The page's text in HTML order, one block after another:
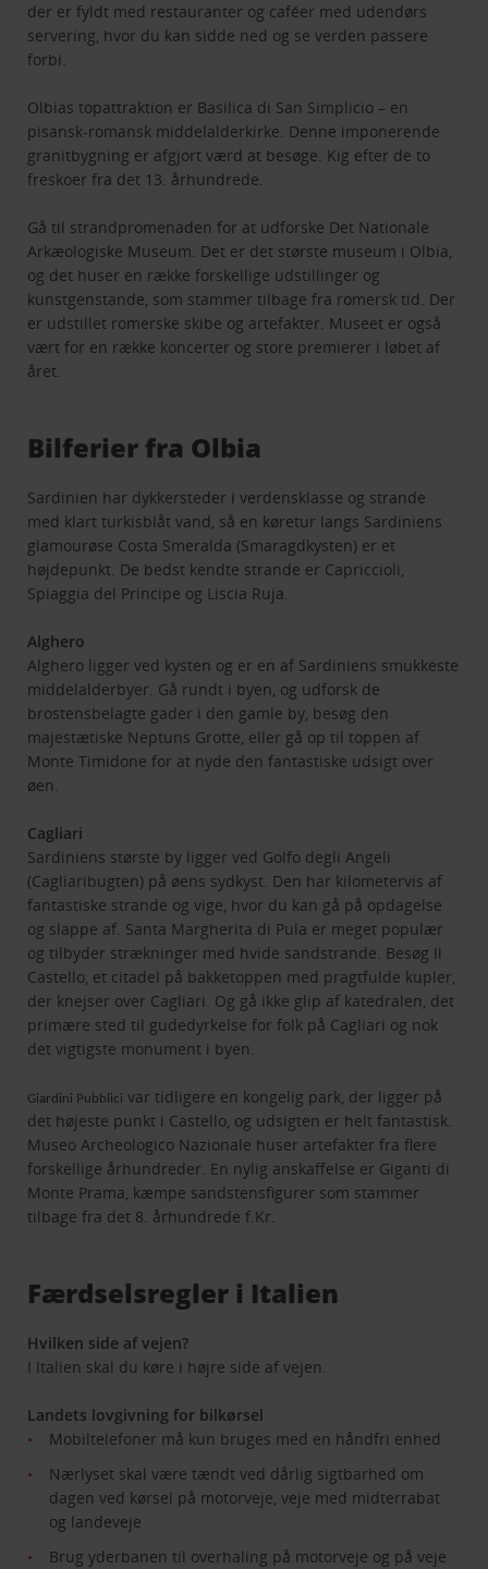
der er fyldt med restauranter og caféer med udendørs
servering, hvor du kan sidde ned og se verden passere
forbi.
Olbias topattraktion er Basilica di San Simplicio – en
pisansk-romansk middelalderkirke. Denne imponerende
granitbygning er afgjort værd at besøge. Kig efter de to
freskoer fra det 13. århundrede.
Gå til strandpromenaden for at udforske Det Nationale
Arkæologiske Museum. Det er det største museum i Olbia,
og det huser en række forskellige udstillinger og
kunstgenstande, som stammer tilbage fra romersk tid. Der
er udstillet romerske skibe og artefakter. Museet er også
vært for en række koncerter og store premierer i løbet af
året.
Bilferier fra Olbia
Sardinien har dykkersteder i verdensklasse og strande
med klart turkisblåt vand, så en køretur langs Sardiniens
glamourøse Costa Smeralda (Smaragdkysten) er et
højdepunkt. De bedst kendte strande er Capriccioli,
Spiaggia del Principe og Liscia Ruja.
Alghero
Alghero ligger ved kysten og er en af Sardiniens smukkeste
middelalderbyer. Gå rundt i byen, og udforsk de
brostensbelagte gader i den gamle by, besøg den
majestætiske Neptuns Grotte, eller gå op til toppen af
Monte Timidone for at nyde den fantastiske udsigt over
øen.
Cagliari
Sardiniens største by ligger ved Golfo degli Angeli
(Cagliaribugten) på øens sydkyst. Den har kilometervis af
fantastiske strande og vige, hvor du kan gå på opdagelse
og slappe af. Santa Margherita di Pula er meget populær
og tilbyder strækninger med hvide sandstrande. Besøg Il
Castello, et citadel på bakketoppen med pragtfulde kupler,
der knejser over Cagliari. Og gå ikke glip af katedralen, det
primære sted til gudedyrkelse for folk på Cagliari og nok
det vigtigste monument i byen.
Giardini Pubblici var tidligere en kongelig park, der ligger på
det højeste punkt i Castello, og udsigten er helt fantastisk.
Museo Archeologico Nazionale huser artefakter fra flere
forskellige århundreder. En nylig anskaffelse er Giganti di
Monte Prama, kæmpe sandstensfigurer som stammer
tilbage fra det 8. århundrede f.Kr.
Færdselsregler i Italien
Hvilken side af vejen?
I Italien skal du køre i højre side af vejen.
Landets lovgivning for bilkørsel
Mobiltelefoner må kun bruges med en håndfri enhed
Nærlyset skal være tændt ved dårlig sigtbarhed om
dagen ved kørsel på motorveje, veje med midterrabat
og landeveje
Brug yderbanen til overhaling på motorveje og på veje